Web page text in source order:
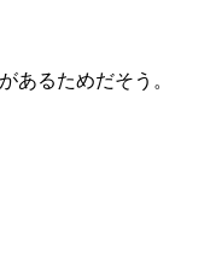
あるためだそう。